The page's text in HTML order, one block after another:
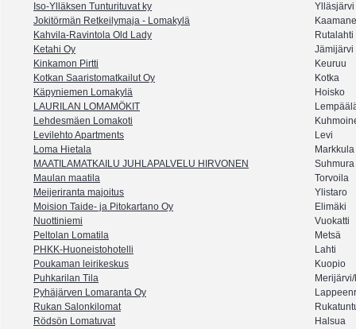
Iso-Ylläksen Tunturituvat ky
Ylläsjärvi
Jokitörmän Retkeilymaja - Lomakylä
Kahvila-Ravintola Old Lady
Rutalahti
Ketahi Oy
Jämijärvi
Kinkamon Pirtti
Keuruu
Kotkan Saaristomatkailut Oy
Kotka
Käpyniemen Lomakylä
Hoisko
LAURILAN LOMAMÖKIT
Lehdesmäen Lomakoti
Levilehto Apartments
Levi
Loma Hietala
Markkula
MAATILAMATKAILU JUHLAPALVELU HIRVONEN
Suhmura
Maulan maatila
Torvoila
Meijeriranta majoitus
Ylistaro
Moision Taide- ja Pitokartano Oy
Elimäki
Nuottiniemi
Vuokatti
Peltolan Lomatila
Metsä
PHKK-Huoneistohotelli
Lahti
Poukaman leirikeskus
Kuopio
Puhkarilan Tila
Pyhäjärven Lomaranta Oy
Rukan Salonkilomat
Rödsön Lomatuvat
Halsua